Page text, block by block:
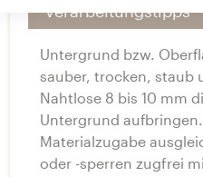
Verarbeitungstipps
Untergrund bzw.
sauber, trocken, staub
Nahtlose 8 bis 10 mm
Untergrund
Materialzugabe
oder -sperren zugfrei